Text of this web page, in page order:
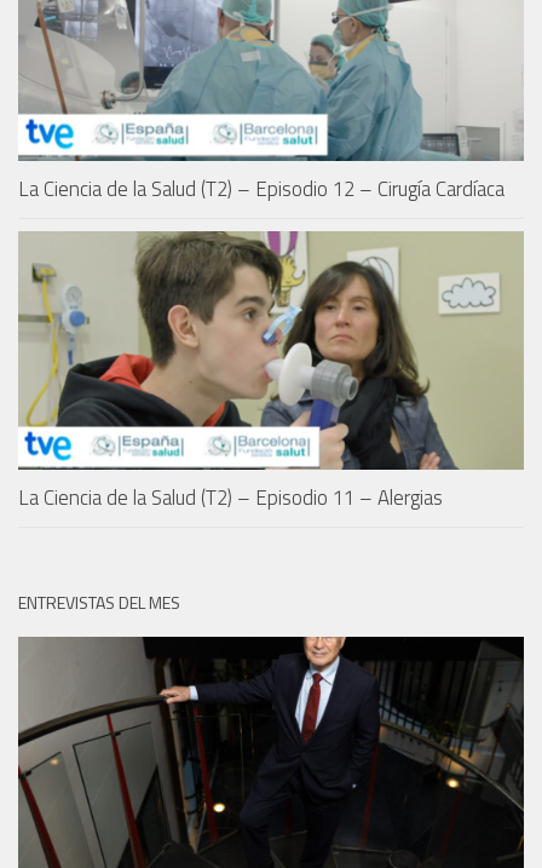
La Ciencia de la Salud (T2) – Episodio 12 – Cirugía Cardíaca
La Ciencia de la Salud (T2) – Episodio 11 – Alergias
ENTREVISTAS DEL MES